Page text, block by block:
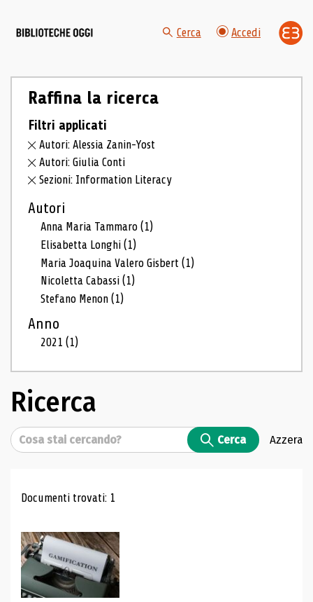
Cerca Accedi
Raffina la ricerca
Filtri applicati
Autori: Alessia Zanin-Yost
Autori: Giulia Conti
Sezioni: Information Literacy
Autori
Anna Maria Tammaro(1)
Elisabetta Longhi(1)
Maria Joaquina Valero Gisbert(1)
Nicoletta Cabassi(1)
Stefano Menon(1)
Anno
2021(1)
Ricerca
Cerca Cerca Azzera
Risultati di ricerca
Documenti trovati: 1